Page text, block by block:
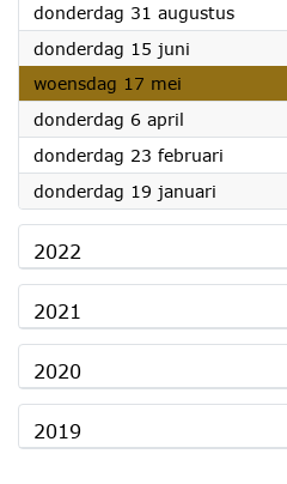
donderdag 31 augustus2023
donderdag 15 juni
woensdag 17 mei
donderdag 6 april
donderdag 23 februari
donderdag 19 januari
2022
2021
2020
2019